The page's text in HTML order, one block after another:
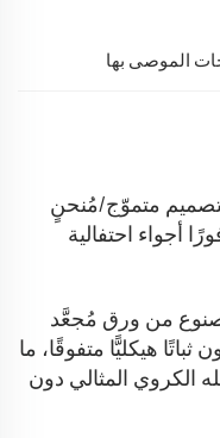
الموصى بها
متموّج/مُنحنٍ
أجواء احتفالية
من ورق مُجعَّد
هيكليًّا متفوقًا، ما
المثالي دون